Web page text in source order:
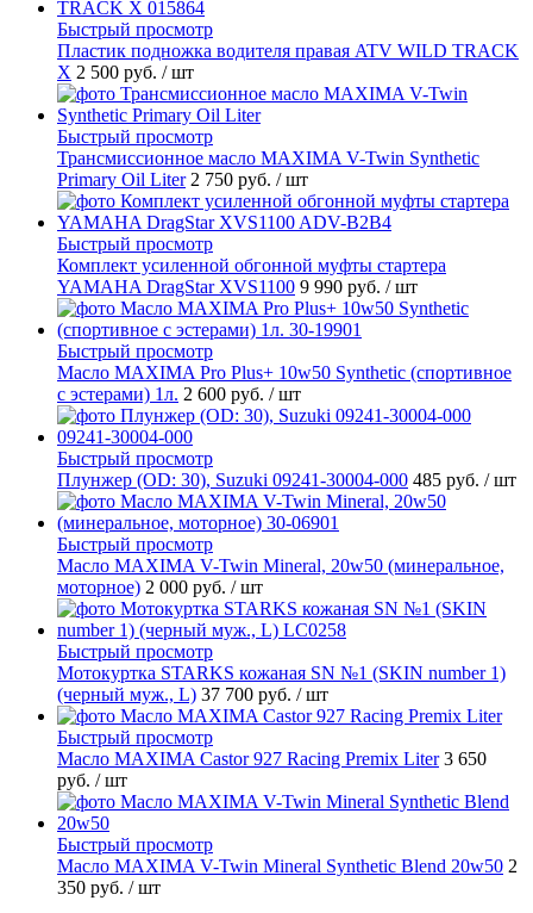
Быстрый просмотр
Пластик подножка водителя правая ATV WILD TRACK
X 2 500 руб. / шт
Быстрый просмотр
Трансмиссионное масло MAXIMA V-Twin Synthetic
Primary Oil Liter 2 750 руб. / шт
Быстрый просмотр
Комплект усиленной обгонной муфты стартера
YAMAHA DragStar XVS1100 9 990 руб. / шт
Быстрый просмотр
Масло MAXIMA Pro Plus+ 10w50 Synthetic (спортивное
с эстерами) 1л. 2 600 руб. / шт
Быстрый просмотр
Плунжер (OD: 30), Suzuki 09241-30004-000 485 руб. / шт
Быстрый просмотр
Масло MAXIMA V-Twin Mineral, 20w50 (минеральное,
моторное) 2 000 руб. / шт
Быстрый просмотр
Мотокуртка STARKS кожаная SN №1 (SKIN number 1)
(черный муж., L) 37 700 руб. / шт
Быстрый просмотр
Масло MAXIMA Castor 927 Racing Premix Liter 3 650
руб. / шт
Быстрый просмотр
Масло MAXIMA V-Twin Mineral Synthetic Blend 20w50 2
350 руб. / шт